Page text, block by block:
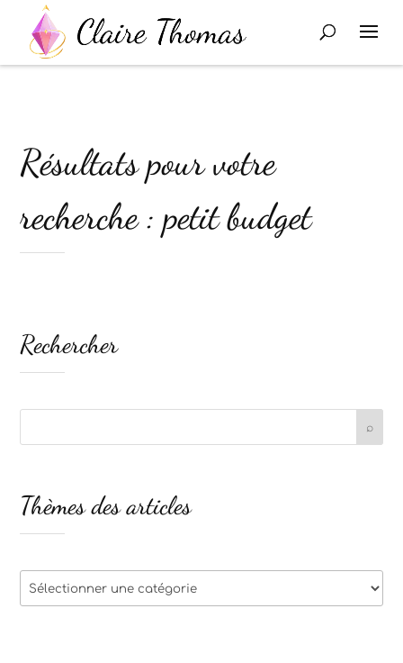
Résultats pour votre
recherche : petit budget
Rechercher
Thèmes des articles
Thèmes
des